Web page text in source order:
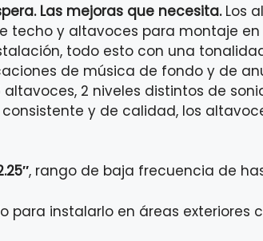
Las mejoras que necesita.Los
y altavoces para montaje
todo esto con una
de música de fondo y de
2 niveles distintos de
y de calidad, los
, rango de baja frecuencia de
para instalarlo en áreas exteriores